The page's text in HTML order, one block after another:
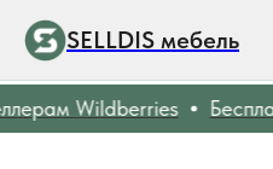
SELLDIS мебель
Wildberries